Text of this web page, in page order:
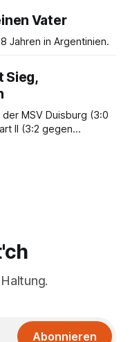
Vater
Jahren in Argentinien.
Sieg,
MSV Duisburg (3:0
II (3:2 gegen
Abonnieren